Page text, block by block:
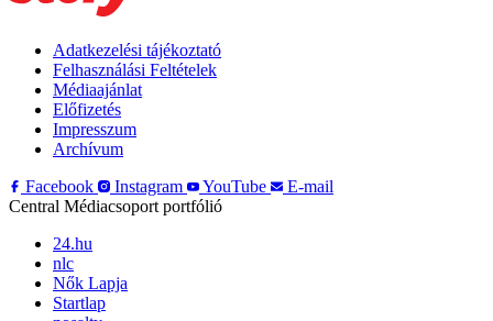
Adatkezelési tájékoztató
Felhasználási Feltételek
Médiaajánlat
Előfizetés
Impresszum
Archívum
Facebook
Instagram YouTube
E-mail
Central Médiacsoport portfólió
24.hu
nlc
Nők Lapja
Startlap